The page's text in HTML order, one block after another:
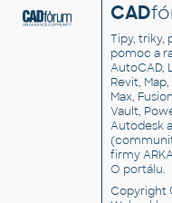
CAD
Tipy, triky,
pomoc a
AutoCAD,
Revit,
Max,
Vault,
Autodesk
firmy
O portálu.
Copyright